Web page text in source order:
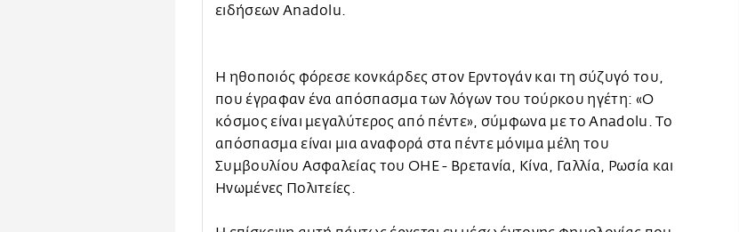
ειδήσεων Anadolu.
Η ηθοποιός φόρεσε κονκάρδες στον Ερντογάν και τη σύζυγό του,
που έγραφαν ένα απόσπασμα των λόγων του τούρκου ηγέτη: «Ο
κόσμος είναι μεγαλύτερος από πέντε», σύμφωνα με το Anadolu. Το
απόσπασμα είναι μια αναφορά στα πέντε μόνιμα μέλη του
Συμβουλίου Ασφαλείας του ΟΗΕ - Βρετανία, Κίνα, Γαλλία, Ρωσία και
Ηνωμένες Πολιτείες.